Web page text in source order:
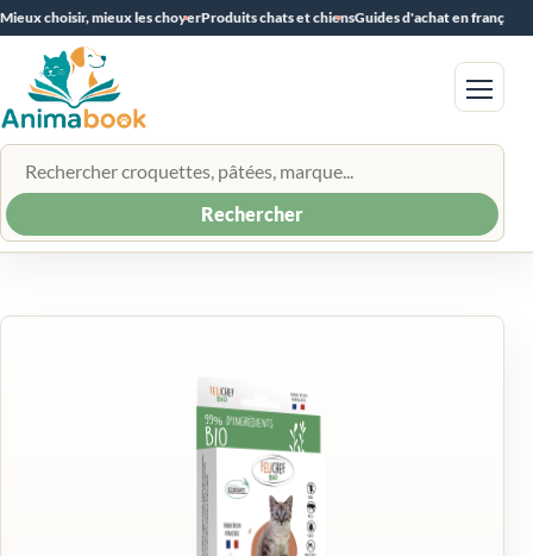
Mieux choisir, mieux les choyerProduits chats et chiensGuides d'achat en français
Rechercher un produit
Rechercher
Menu